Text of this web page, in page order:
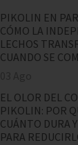
PIKOLIN EN
CÓMO LA
LECHOS
CUANDO SE
EL OLOR DEL
PIKOLIN: POR
CUÁNTO DURA
PARA